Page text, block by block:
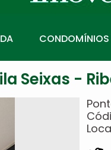
CONDOMÍNIOS
Seixas -